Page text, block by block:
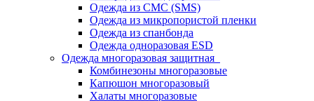
Одежда из СМС (SMS)
Одежда из микропористой пленки
Одежда из спанбонда
Одежда одноразовая ESD
Одежда многоразовая защитная
Комбинезоны многоразовые
Капюшон многоразовый
Халаты многоразовые